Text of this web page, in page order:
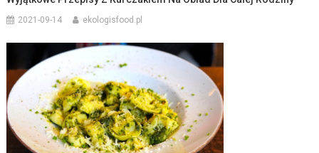
2021-09-14 ekologisfood.pl